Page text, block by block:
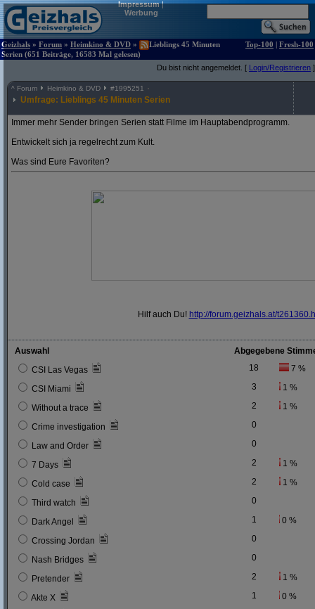
Impressum|
Werbung
Geizhals » Forum » Heimkino & DVD »
Lieblings 45 Minuten
Serien (651 Beiträge, 16583 Mal gelesen)
Top-100 | Fresh-100
Du bist nicht angemeldet. [ Login/Registrieren ]
^ Forum Heimkino & DVD #1995251
Umfrage: Lieblings 45 Minuten Serien
Immer mehr Sender bringen Serien statt Filme im Hauptabendprogramm.
Entwickelt sich ja regelrecht zum Kult.
Was sind Eure Favoriten?
Hilf auch Du! http://forum.geizhals.at/
Auswahl
Abgegebene
CSI Las Vegas
18 7 %
CSI Miami 3 1 %
Without a trace 2 1 %
Crime investigation 0
Law and Order 0
7 Days 2 1 %
Cold case 2 1 %
Third watch 0
Dark Angel 1 0 %
Crossing Jordan 0
Nash Bridges 0
Pretender 2 1 %
Akte X 1 0 %